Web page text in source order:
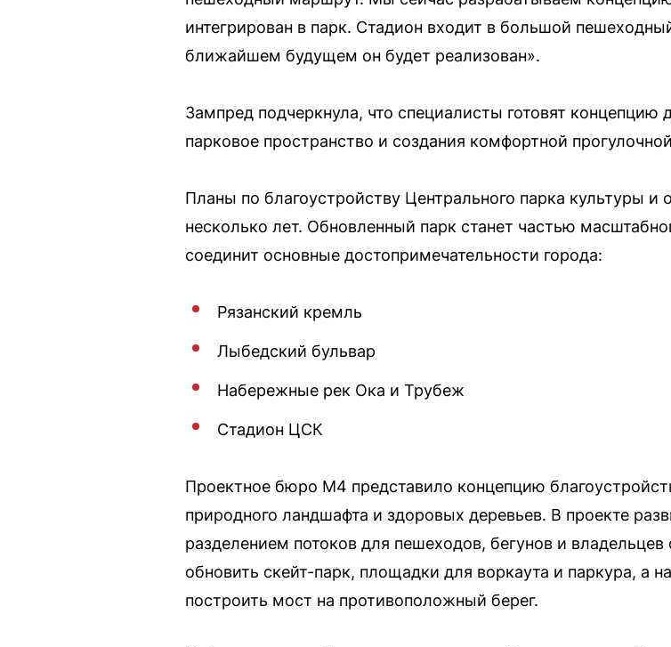
интегрирован в парк. Стадион входит в большой
ближайшем будущем он будет реализован».
Зампред подчеркнула, что специалисты готовят концепцию
парковое пространство и создания комфортной
Планы по благоустройству Центрального парка культуры
несколько лет. Обновленный парк станет частью
соединит основные достопримечательности города:
Рязанский кремль
Лыбедский бульвар
Набережные рек Ока и Трубеж
Стадион ЦСК
Проектное бюро М4 представило концепцию
природного ландшафта и здоровых деревьев. В проекте
разделением потоков для пешеходов, бегунов и
обновить скейт-парк, площадки для воркаута и паркура, а
построить мост на противоположный берег.